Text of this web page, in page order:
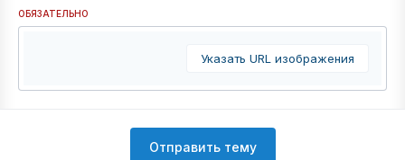
ОБЯЗАТЕЛЬНО
Указать URL изображения
Отправить тему